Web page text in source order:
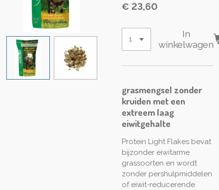
€ 23,60
In
winkelwagen
grasmengsel zonder
kruiden met een
extreem laag
eiwitgehalte
Protein Light Flakes bevat
bijzonder eiwitarme
grassoorten en wordt
zonder pershulpmiddelen
of eiwit-reducerende